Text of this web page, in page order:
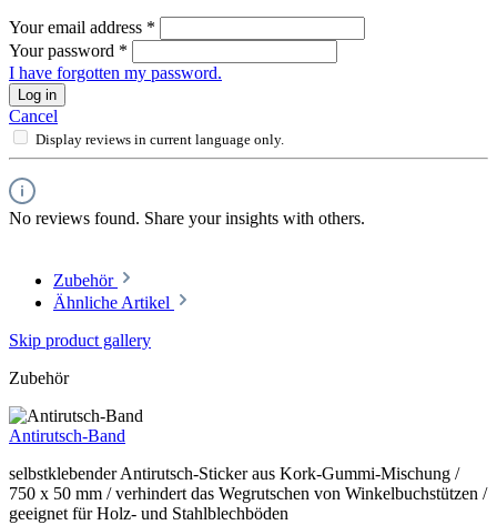
Your email address *
Your password *
I have forgotten my password.
Log in
Cancel
Display reviews in current language only.
No reviews found. Share your insights with others.
Zubehör
Ähnliche Artikel
Skip product gallery
Zubehör
Antirutsch-Band
selbstklebender Antirutsch-Sticker aus Kork-Gummi-Mischung /
750 x 50 mm / verhindert das Wegrutschen von Winkelbuchstützen /
geeignet für Holz- und Stahlblechböden